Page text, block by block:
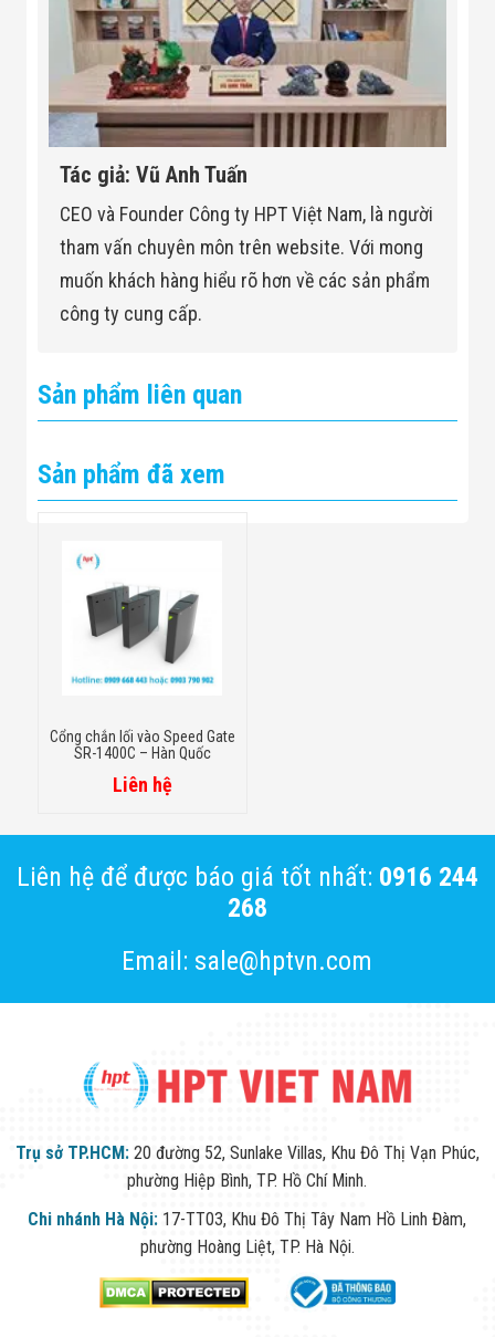
Tác giả: Vũ Anh Tuấn
CEO và Founder Công ty HPT Việt Nam, là người
tham vấn chuyên môn trên website. Với mong
muốn khách hàng hiểu rõ hơn về các sản phẩm
công ty cung cấp.
Sản phẩm liên quan
Sản phẩm đã xem
Cổng chắn lối vào Speed Gate
SR-1400C – Hàn Quốc
Liên hệ
Liên hệ để được báo giá tốt nhất: 0916 244
268
Email: sale@hptvn.com
Trụ sở TP.HCM: 20 đường 52, Sunlake Villas, Khu Đô Thị Vạn Phúc,
phường Hiệp Bình, TP. Hồ Chí Minh.
Chi nhánh Hà Nội: 17-TT03, Khu Đô Thị Tây Nam Hồ Linh Đàm,
phường Hoàng Liệt, TP. Hà Nội.